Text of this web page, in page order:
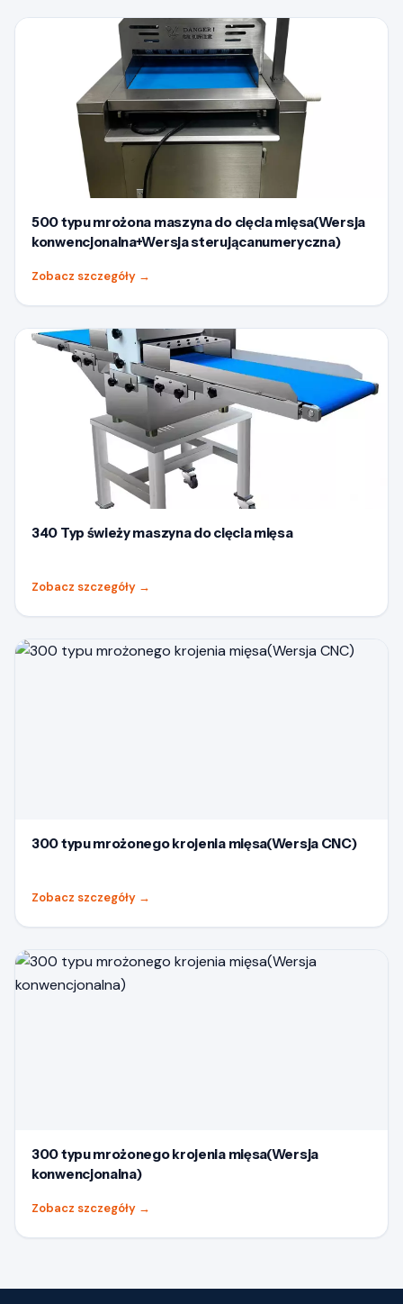
500 typu mrożona maszyna do cięcia mięsa(Wersja
konwencjonalna+Wersja sterującanumeryczna)
Zobacz szczegóły →
340 Typ świeży maszyna do cięcia mięsa
Zobacz szczegóły →
300 typu mrożonego krojenia mięsa(Wersja CNC)
Zobacz szczegóły →
300 typu mrożonego krojenia mięsa(Wersja
konwencjonalna)
Zobacz szczegóły →